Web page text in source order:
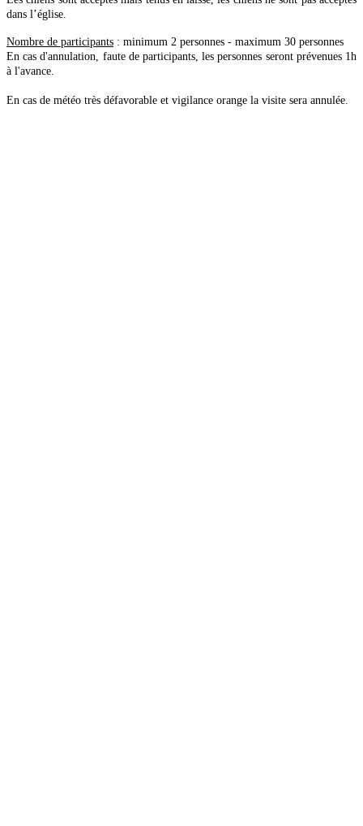
dans l’église.
Nombre de participants : minimum 2 personnes - maximum 30 personnes
En cas d'annulation, faute de participants, les personnes seront prévenues 1h
à l'avance.
En cas de météo très défavorable et vigilance orange la visite sera annulée.